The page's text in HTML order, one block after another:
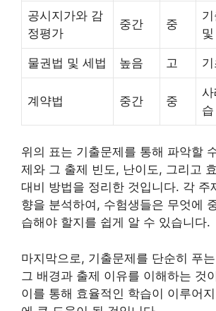
공시지가와 감
정평가
중간 중
물권법 및 세법 높음 고
계약법 중간 중
습
위의 표는 기출문제를 통해 파악할
제와 그 출제 빈도, 난이도, 그리고
대비 방법을 정리한 것입니다. 각 주
향을 분석하여, 수험생들은 무엇에
습해야 할지를 쉽게 알 수 있습니다.
마지막으로, 기출문제를 단순히 푸
그 배경과 출제 이유를 이해하는 것
이를 통해 효율적인 학습이 이루어